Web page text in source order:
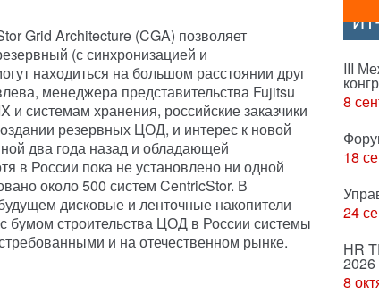
Grid Architecture (CGA) позволяет
(с синхронизацией и
находиться на большом расстоянии друг
менеджера представительства Fujitsu
системам хранения, российские заказчики
резервных ЦОД, и интерес к новой
два года назад и обладающей
в России пока не установлено ни одной
около 500 систем CentricStor. В
дисковые и ленточные накопители
бумом строительства ЦОД в России системы
и на отечественном рынке.
III
8
18
24
HR
2026
8